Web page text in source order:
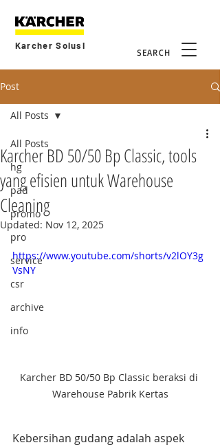
SEARCH
Karcher Solusi
Post
All Posts
hg
pad
promo
pro
service
csr
archive
info
All Posts
Karcher BD 50/50 Bp Classic, tools
yang efisien untuk Warehouse
Cleaning
Updated: Nov 12, 2025
https://www.youtube.com/shorts/v2lOY3g
VsNY
Karcher BD 50/50 Bp Classic beraksi di
Warehouse Pabrik Kertas
Kebersihan gudang adalah aspek